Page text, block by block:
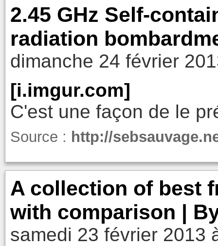
2.45 GHz Self-
radiation
dimanche 24 février
[i.imgur.com]
C'est une façon de le
Source : http://
A collection of best
with comparison |
samedi 23 février 2013